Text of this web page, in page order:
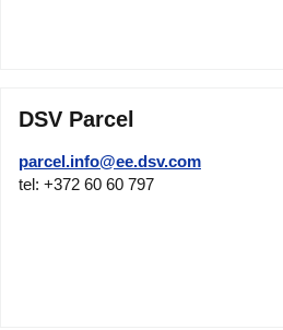
DSV Parcel
parcel.info@ee.dsv.com
tel: +372 60 60 797